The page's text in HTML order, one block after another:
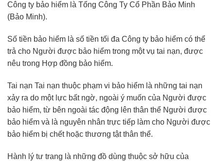
Công ty bảo hiểm là Tổng Công Ty Cổ Phần Bảo Minh
(Bảo Minh).
Số tiền bảo hiểm là số tiền tối đa Công ty bảo hiểm có thể
trả cho Người được bảo hiểm trong một vụ tai nạn, được
nêu trong Hợp đồng bảo hiểm.
Tai nạn Tai nạn thuộc phạm vi bảo hiểm là những tai nạn
xảy ra do một lực bất ngờ, ngoài ý muốn của Người được
bảo hiểm, từ bên ngoài tác động lên thân thể Người được
bảo hiểm và là nguyên nhân trực tiếp làm cho Người được
bảo hiểm bị chết hoặc thương tật thân thể.
Hành lý tư trang là những đồ dùng thuộc sở hữu của